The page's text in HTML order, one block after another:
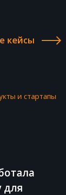
кейсы
и стартапы
для